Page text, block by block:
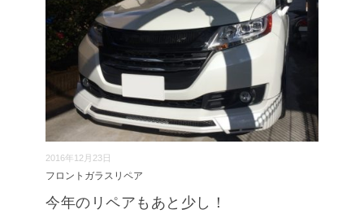
2016年12月23日
フロントガラスリペア
今年のリペアもあと少し！